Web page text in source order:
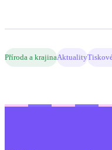
Příroda a krajinaAktuality